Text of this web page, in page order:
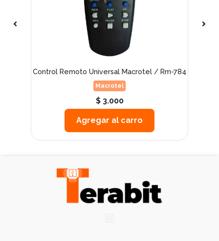
Control Remoto Universal Macrotel / Rm-784
Macrotel
$ 3.000
Agregar al carro